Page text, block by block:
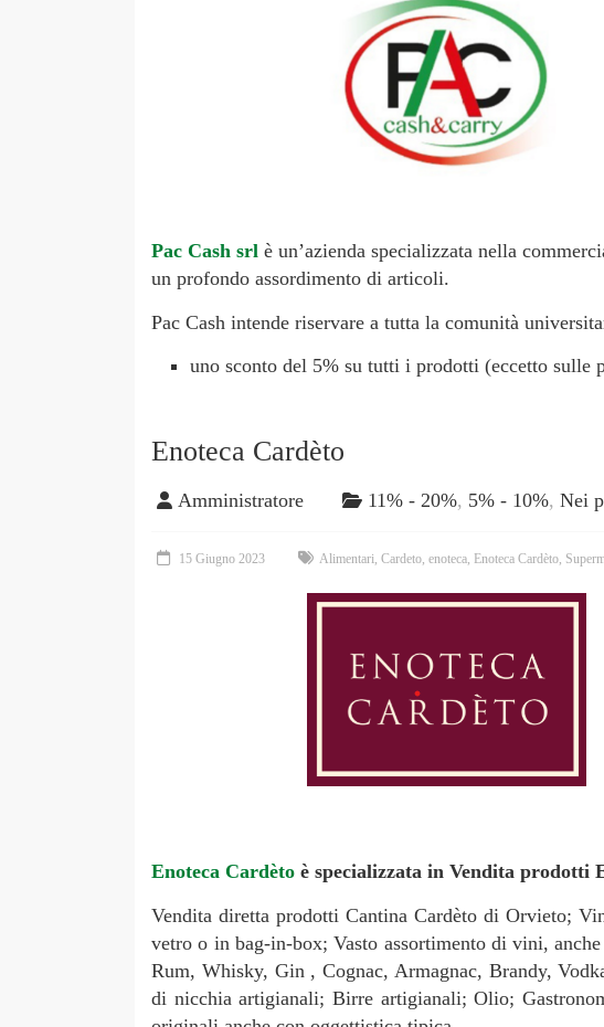
Pac Cash srlè un’azienda specializzata nella
un profondo assordimento di articoli.
Pac Cash intende riservare a tutta la comunità
uno sconto del 5% su tutti i prodotti (eccetto sulle
Enoteca Cardèto
Amministratore 11% - 20%, 5% - 10%, Nei
15 Giugno 2023 Alimentari, Cardeto, enoteca, Enoteca Cardèto,
Enoteca Cardèto è specializzata in Vendita prodotti
Vendita diretta prodotti Cantina Cardèto di Orvieto;
vetro o in bag-in-box; Vasto assortimento di vini,
Rum, Whisky, Gin , Cognac, Armagnac, Brandy,
di nicchia artigianali; Birre artigianali; Olio;